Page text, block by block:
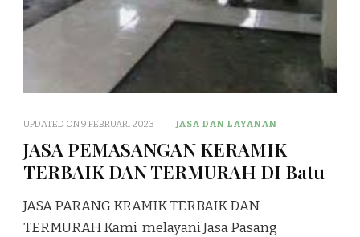
UPDATED ON9 FEBRUARI 2023 JASA DAN LAYANAN
JASA PEMASANGAN KERAMIK
TERBAIK DAN TERMURAH DI Batu
JASA PARANG KRAMIK TERBAIK DAN
TERMURAH Kami melayani Jasa Pasang